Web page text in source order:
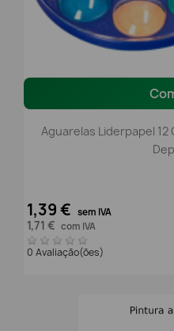
Aguarelas Liderpapel 12
1,39 € sem IVA
1,71 € com IVA
0 Avaliação(ões)